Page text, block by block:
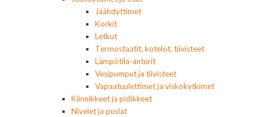
Jäähdyttimet
Korkit
Letkut
Termostaatit, kotelot, tiivisteet
Lämpötila-anturit
Vesipumput ja tiivisteet
Vapaatuulettimet ja viskokytkimet
Kiinnikkeet ja pidikkeet
Nivelet ja puslat